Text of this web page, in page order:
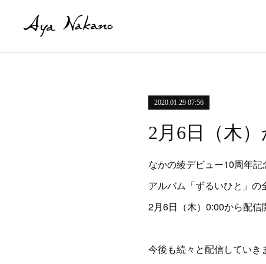
2020.01.29 07:56
2月6日（木
なかの綾デビュー10周年記
アルバム「ずるいひと」の
2月6日（木）0:00から配信
今後も続々と配信していき